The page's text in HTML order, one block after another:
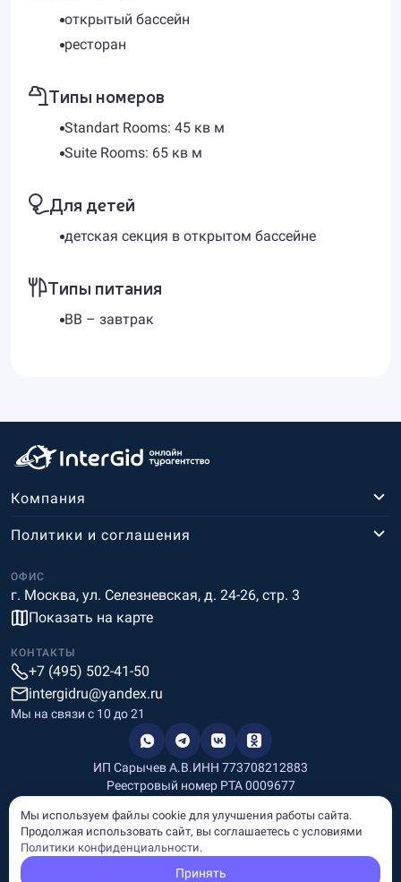
открытый бассейн
ресторан
Типы номеров
Standart Rooms: 45 кв м
Suite Rooms: 65 кв м
Для детей
детская секция в открытом бассейне
Типы питания
BB – завтрак
Компания
ОФИС
г. Москва, ул. Селезневская, д. 24-26, стр. 3
Показать на карте
Политики и соглашения
КОНТАКТЫ
+7 (495) 502-41-50
intergidru@yandex.ru
Мы на связи c 10 до 21
ИП Сарычев А.В.ИНН 773708212883
Реестровый номер РТА 0009677
Информация, размещённая на сайте, носит информационный
характер и не является рекламой и публичной офертой.
Мы используем файлы cookie для улучшения работы сайта.
Продолжая использовать сайт, вы соглашаетесь с условиями
Политики конфиденциальности.
Принять